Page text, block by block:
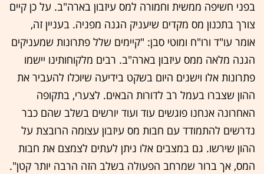
בפני חשיפה ממשית וחמורה למס עיזבון בארה"ב. על כן קיים
צורך בתכנון מס מקדים שיעניק הגנה מפניה. בעניין זה,
אומר עו"ד ורו"ח ומוטי סבן: "קיימים שלל פתרונות שמעניקים
הגנה מלאה ממס עיזבון בארה"ב. רבים מלקוחותינו יישמו
פתרונות אלו וישנים היום בשקט בידיעה שיוכלו להעביר את
ההון שצברו בעמל רב לדורות הבאים. לצערי, בתקופה
האחרונה אנחנו פוגשים עוד ועוד יורשים בשלב שהם כבר
נדרשים להתמודד עם חבות מס עיזבון עצומה הרובצת על
ההון שירשו. גם במצבים אלו ניתן לעתים לצמצם את חבות
המס, אך ברור שמרחב הפעולה בשלב הזה הרבה יותר קטן".